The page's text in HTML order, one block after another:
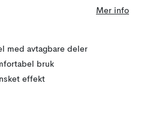
Mer info
med avtagbare deler
bruk
effekt